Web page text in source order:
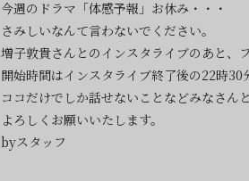
今週のドラマ「体感予報」お休み・・・
さみしいなんて言わないでください。
増子敦貴さんとのインスタライブのあと、
開始時間はインスタライブ終了後の22時30
ココだけでしか話せないことなどみなさん
よろしくお願いいたします。
byスタッフ